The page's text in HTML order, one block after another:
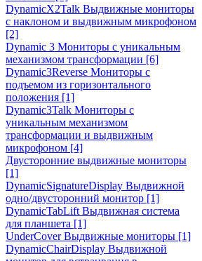
DynamicX2Talk Выдвижные мониторы
с наклоном и выдвижным микрофоном
[2]
Dynamic 3 Мониторы с уникальным
механизмом трансформации [6]
Dynamic3Reverse Мониторы с
подъемом из горизонтального
положения [1]
Dynamic3Talk Мониторы с
уникальным механизмом
трансформации и выдвижным
микрофоном [4]
Двусторонние выдвижные мониторы
[1]
DynamicSignatureDisplay Выдвижной
одно/двусторонний монитор [1]
DynamicTabLift Выдвижная система
для планшета [1]
UnderCover Выдвижные мониторы [1]
DynamicChairDisplay Выдвижной